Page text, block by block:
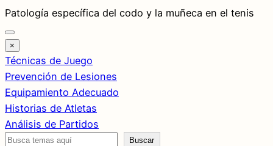
Saltar
al
contenido
Patología específica del codo y la muñeca en el tenis
×
Técnicas de Juego
Prevención de Lesiones
Equipamiento Adecuado
Historias de Atletas
Análisis de Partidos
Buscar
Buscar